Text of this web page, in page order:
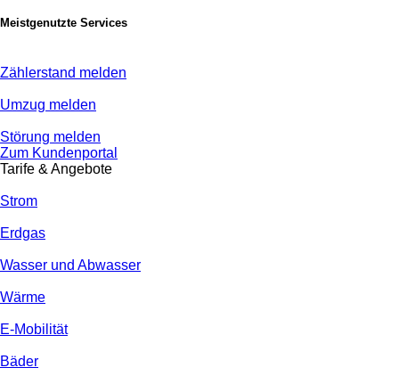
Meistgenutzte Services
Zählerstand melden
Umzug melden
Störung melden
Zum Kundenportal
Tarife & Angebote
Strom
Erdgas
Wasser und Abwasser
Wärme
E-Mobilität
Bäder